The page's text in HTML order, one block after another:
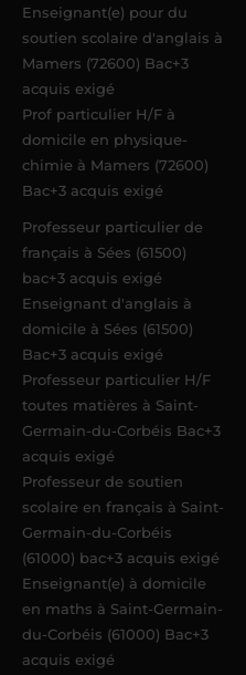
Enseignant(e) pour du
soutien scolaire d'anglais à
Mamers (72600) Bac+3
acquis exigé
Prof particulier H/F à
domicile en physique-
chimie à Mamers (72600)
Bac+3 acquis exigé
Professeur particulier de
français à Sées (61500)
bac+3 acquis exigé
Enseignant d'anglais à
domicile à Sées (61500)
Bac+3 acquis exigé
Professeur particulier H/F
toutes matières à Saint-
Germain-du-Corbéis Bac+3
acquis exigé
Professeur de soutien
scolaire en français à Saint-
Germain-du-Corbéis
(61000) bac+3 acquis exigé
Enseignant(e) à domicile
en maths à Saint-Germain-
du-Corbéis (61000) Bac+3
acquis exigé